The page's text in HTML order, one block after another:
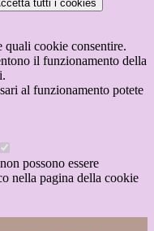
tutti i cookies
quali cookie consentire.
il funzionamento della
al funzionamento potete
possono essere
nella pagina della cookie